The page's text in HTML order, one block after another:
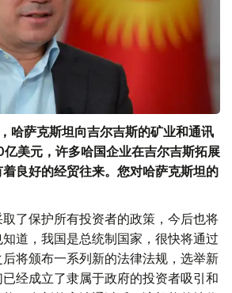
哈萨克斯坦向吉尔吉斯的矿业和通讯
亿美元，许多哈国企业在吉尔吉斯拓展
良好的经贸往来。您对哈萨克斯坦的
了保护所有投资者的政策，今后也将
道，我国是总统制国家，很快将通过
将颁布一系列新的法律法规，选举新
经成立了隶属于政府的投资者吸引和